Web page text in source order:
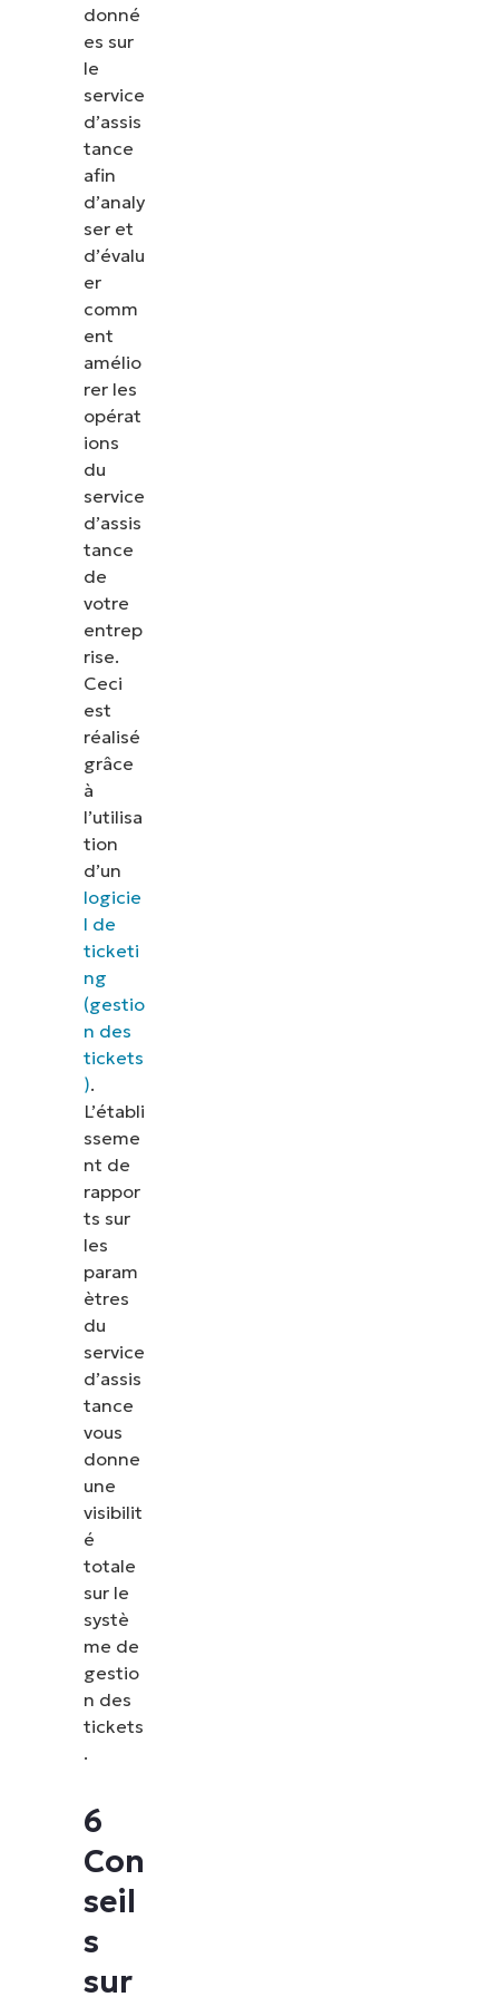
donné
es sur
le
service
d’assis
tance
afin
d’analy
ser et
d’évalu
er
comm
ent
amélio
rer les
opérat
ions
du
service
d’assis
tance
de
votre
entrep
rise.
Ceci
est
réalisé
grâce
à
l’utilisa
tion
d’un
logicie
l de
ticketi
ng
(gestio
n des
tickets
).
L’établi
sseme
nt de
rappor
ts sur
les
param
ètres
du
service
d’assis
tance
vous
donne
une
visibilit
é
totale
sur le
systè
me de
gestio
n des
tickets
.
6
Con
seil
s
sur